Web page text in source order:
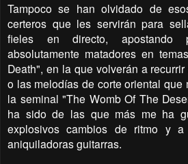
Tampoco se han olvidado de
certeros que les servirán para
fieles en directo, apostando
absolutamente matadores en
Death", en la que volverán a
o las melodías de corte oriental que
la seminal "The Womb Of The
ha sido de las que más me ha
explosivos cambios de ritmo y
aniquiladoras guitarras.